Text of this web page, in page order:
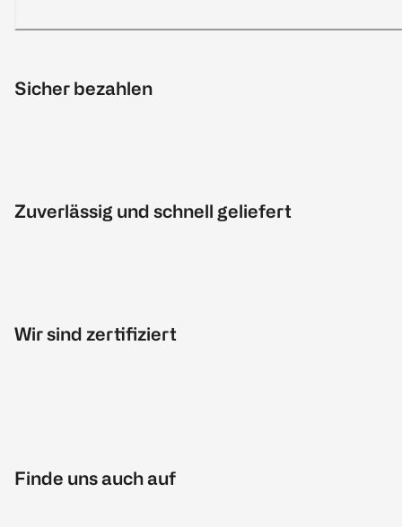
Sicher bezahlen
Zuverlässig und schnell geliefert
Wir sind zertifiziert
Finde uns auch auf